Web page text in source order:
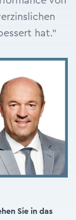
hat."
Sie in das